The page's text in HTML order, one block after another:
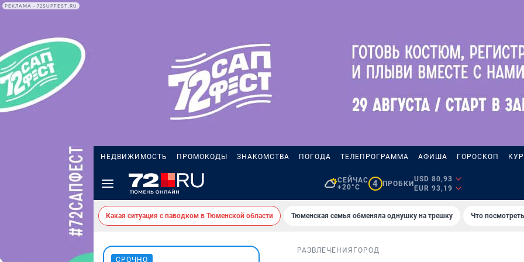
РЕКЛАМА • 72SUPFEST.RU
НЕДВИЖИМОСТЬ ПРОМОКОДЫ ЗНАКОМСТВА ПОГОДА ТЕЛЕПРОГРАММА АФИША ГОРОСКОП
СЕЙЧАС
+20°C
4 ПРОБКИ
USD 80,93
EUR 93,19
Какая ситуация с паводком в Тюменской области Тюменская семья обменяла однушку на трешку Что
СРОЧНО
РАЗВЛЕЧЕНИЯ ГОРОД